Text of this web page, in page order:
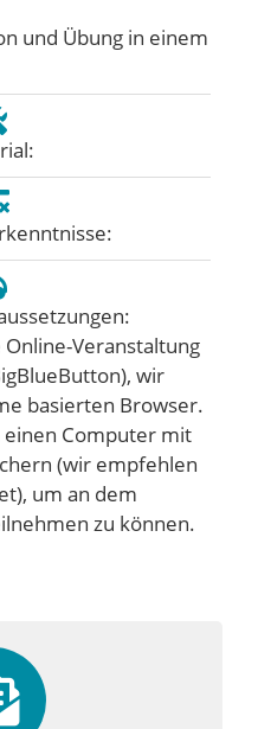
und Übung in einem
Veranstaltung
wir
basierten Browser.
einen Computer mit
(wir empfehlen
um an dem
zu können.